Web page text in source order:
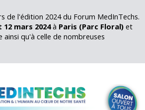
de l'édition 2024 du Forum MedInTechs.
12 mars 2024à Paris (Parc Floral) et
qu'à celle de nombreuses